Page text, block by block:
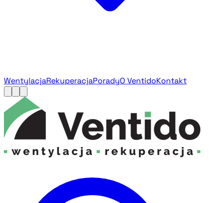
WentylacjaRekuperacjaPoradyO VentidoKontakt